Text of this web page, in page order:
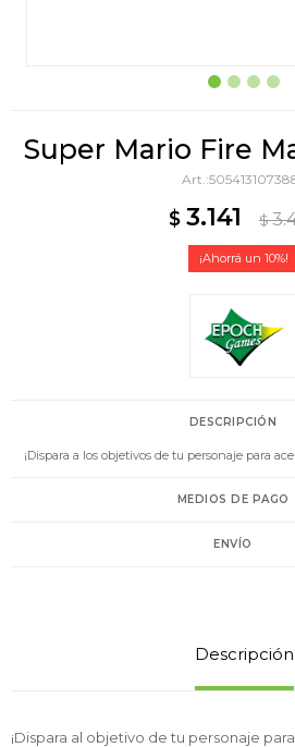
Super Mario Fire
$ 3.141 $
10
DESCRIPCIÓN
¡Dispara a los objetivos de tu personaje para
MEDIOS DE PAGO
ENVÍO
Descripción
¡Dispara al objetivo de tu personaje